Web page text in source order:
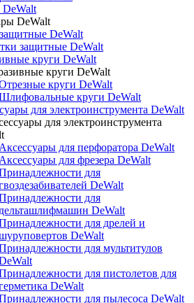
DeWalt
DeWalt
DeWalt
защитные DeWalt
круги DeWalt
круги DeWalt
круги DeWalt
круги DeWalt
для электроинструмента DeWalt
для электроинструмента
Аксессуары для перфоратора DeWalt
Аксессуары для фрезера DeWalt
для
DeWalt
для
дельташлифмашин DeWalt
для дрелей и
DeWalt
для мультитулов
для пистолетов для
DeWalt
для пылесоса DeWalt